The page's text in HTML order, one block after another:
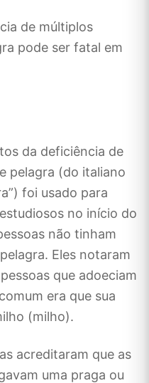
de múltiplos
pode ser fatal em
da deficiência de
pelagra (do italiano
foi usado para
no início do
não tinham
Eles notaram
que adoeciam
era que sua
(milho).
acreditaram que as
uma praga ou